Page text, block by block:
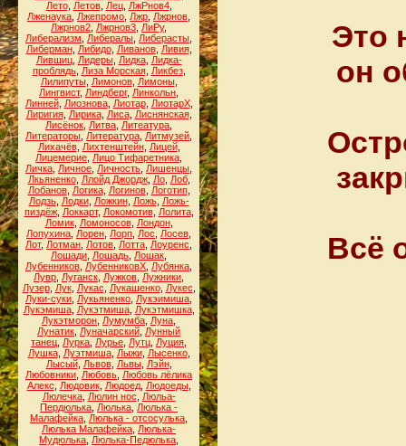
Лето, Летов, Лец, ЛжРнов4,
Лженаука Лжепромо Лжр Лжрнов
Лжрнов2 Лжрнов3 ЛиРу,
Либерализм
Либералы Либерасты
Либерман, Либидо, Ливанов, Ливия,
Лившиц, Лидеры, Лидка, Лидка-
проблядь, Лиза Морская, Ликбез,
Лилипуты, Лимонов, Лимоны,
Лингвист, Линдберг, Линкольн
Линней, Лиознова, Лиотар, ЛиотарХ,
Лиригия, Лирика, Лиса, Лиснянская,
Лисёнок Литва Литеатура
Литераторы Литература Литмузей
Лихачёв, Лихтенштейн, Лицей,
Лицемерие Лицо Тифаретника
Личка Личное Личность Лишенцы
Лкьяненко, Ллойд Джордж, Ло, Лоб,
Лобанов, Логика, Логинов, Логотип,
Лодзь, Лодки, Ложкин, Ложь, Ложь-
пиздёж, Локкарт, Локомотив, Лолита,
Ломик, Ломоносов, Лондон,
Лопухина Лорен Лорп Лос Лосев
Лот, Лотман Лотов Лотта Лоуренс
Лошади Лошадь Лошак
Лубенников ЛубенниковХ Лубянка
Лувр Луганск Лужков Лужники
Лузер, Лук, Лукас Лукашенко, Лукес
Луки-суки Лукьяненко Лукэимиша
Лукэмиша, Лукэтмиша, Лукэтмишка,
Лукэтморон Лумумба Луна
Лунатик Луначарский Лунный
танец Лурка Лурье Лутц Луция
Лушка, Луэтмиша, Лыжи, Лысенко,
Лысый, Львов, Львы, Лэйн,
Любовники Любовь Любовь лёлика
Алекс
Людовик, Людоед, Людоеды,
Люлечка, Люлин нос
Люльа-
Пердюлька Люлька Люлька -
Малафейка Люлька - отсосулька
Люлька Малафейка Люлька-
Мудюлька Люлька-Педюлька
Это
он
Всё